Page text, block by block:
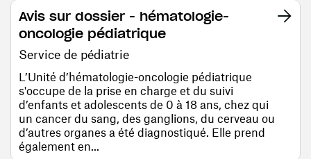
Avis sur dossier - hématologie-
oncologie pédiatrique
Service de pédiatrie
L’Unité d’hématologie-oncologie pédiatrique
s'occupe de la prise en charge et du suivi
d’enfants et adolescents de 0 à 18 ans, chez qui
un cancer du sang, des ganglions, du cerveau ou
d’autres organes a été diagnostiqué. Elle prend
également en...